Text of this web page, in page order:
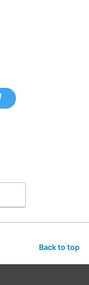
Back to top